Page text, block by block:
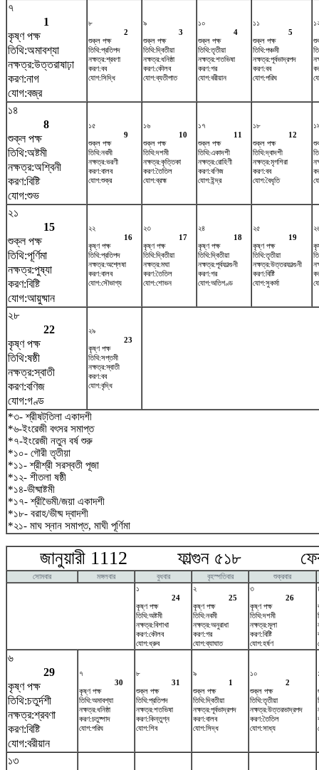
৭
1
কৃষ্ণ পক্ষ
তিথি:অমাবশ্যা
নক্ষত্র:উত্তরাষাঢ়া
করণ:নাগ
যোগ:বজ্র
৮
2
শুক্ল পক্ষ
তিথি:প্রতিপদ
নক্ষত্র:শ্রবণা
করণ:বব
যোগ:সিদ্ধি
৯
3
শুক্ল পক্ষ
তিথি:দ্বিতীয়া
নক্ষত্র:ধনিষ্ঠা
করণ:কৌলব
যোগ:ব্যতীপাত
১০
4
শুক্ল পক্ষ
তিথি:তৃতীয়া
নক্ষত্র:শতভিষ‌া
করণ:গর
যোগ:বরীয়ান
১১
5
শুক্ল পক্ষ
তিথি:পঞ্চমী
নক্ষত্র:পূর্বভাদ্রপদ
করণ:বব
যোগ:পরিঘ
১৪
8
শুক্ল পক্ষ
তিথি:অষ্টমী
নক্ষত্র:অশ্বিনী
করণ:বিষ্টি
যোগ:শুভ
১৫
9
শুক্ল পক্ষ
তিথি:নবমী
নক্ষত্র:ভরণী
করণ:বালব
যোগ:শুক্র
১৬
10
শুক্ল পক্ষ
তিথি:দশমী
নক্ষত্র:কৃত্তিকা
করণ:তৈতিল
যোগ:ব্রহ্ম
১৭
11
শুক্ল পক্ষ
তিথি:একাদশী
নক্ষত্র:রোহিণী
করণ:বণিজ
যোগ:ইন্দ্র
১৮
12
শুক্ল পক্ষ
তিথি:দ্বাদশী
নক্ষত্র:মৃগশিরা
করণ:বব
যোগ:বৈধৃতি
২১
15
শুক্ল পক্ষ
তিথি:পূর্ণিমা
নক্ষত্র:পুষ্যা
করণ:বিষ্টি
যোগ:আয়ুষ্মান
২২
16
কৃষ্ণ পক্ষ
তিথি:প্রতিপদ
নক্ষত্র:অশ্লেষা
করণ:বালব
যোগ:সৌভাগ্য
২৩
17
কৃষ্ণ পক্ষ
তিথি:দ্বিতীয়া
নক্ষত্র:মঘা
করণ:তৈতিল
যোগ:শোভন
২৪
18
কৃষ্ণ পক্ষ
তিথি:দ্বিতীয়া
নক্ষত্র:পূর্বফাল্গুনী
করণ:গর
যোগ:অতিগণ্ড
২৫
19
কৃষ্ণ পক্ষ
তিথি:তৃতীয়া
নক্ষত্র:উত্তরফাল্গুনী
করণ:বিষ্টি
যোগ:সুকর্মা
২৮
22
কৃষ্ণ পক্ষ
তিথি:ষষ্ঠী
নক্ষত্র:স্বাতী
করণ:বণিজ
যোগ:গণ্ড
২৯
23
কৃষ্ণ পক্ষ
তিথি:সপ্তমী
নক্ষত্র:স্বাতী
করণ:বব
যোগ:বৃদ্ধি
*৩- শ্রীষট্‌তিলা একাদশী
*৬-ইংরেজী বৎসর সমাপ্ত
*৭-ইংরেজী নতুন বর্ষ শুরু
*১০- গৌরী তৃতীয়া
*১১- শ্রীশ্রী সরস্বতী পূজা
*১২- শীতলা ষষ্ঠী
*১৪-ভীষ্মাষ্টমী
*১৭- শ্রীভৈমী/জয়া একাদশী
*১৮- বরাহ/ভীষ্ম দ্বাদশী
*২১- মাঘ স্নান সমাপ্ত, মাঘী পূর্ণিমা
জানুয়ারী 1112 ফাল্গুন ৫১৮
সোমবার মঙ্গলবার বুধবার বৃহস্পতিবার
শুক্রবার
১
24
কৃষ্ণ পক্ষ
তিথি:অষ্টমী
নক্ষত্র:বিশাখা
করণ:কৌলব
যোগ:ধ্রুব
২
25
কৃষ্ণ পক্ষ
তিথি:নবমী
নক্ষত্র:অনুরাধা
করণ:গর
যোগ:ব্যাঘাত
৩
26
কৃষ্ণ পক্ষ
তিথি:দশমী
নক্ষত্র:মূলা
করণ:বিষ্টি
যোগ:হর্ষণ
৬
29
কৃষ্ণ পক্ষ
তিথি:চতুর্দশী
নক্ষত্র:শ্রবণা
করণ:বিষ্টি
যোগ:বরীয়ান
৭
30
কৃষ্ণ পক্ষ
তিথি:অমাবশ্যা
নক্ষত্র:ধনিষ্ঠা
করণ:চতুষ্পাদ
যোগ:পরিঘ
৮
31
শুক্ল পক্ষ
তিথি:প্রতিপদ
নক্ষত্র:শতভিষ‌া
করণ:কিন্তুগ্ন
যোগ:শিব
৯
1
শুক্ল পক্ষ
তিথি:দ্বিতীয়া
নক্ষত্র:পূর্বভাদ্রপদ
করণ:বালব
যোগ:সিদ্ধ
১০
2
শুক্ল পক্ষ
তিথি:তৃতীয়া
নক্ষত্র:উত্তরভাদ্রপদ
করণ:তৈতিল
যোগ:সাধ্য
১৩